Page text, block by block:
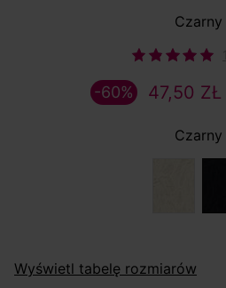
Czarny
47,50 ZŁ
-60%
Czarny
Wyświetl tabelę rozmiarów